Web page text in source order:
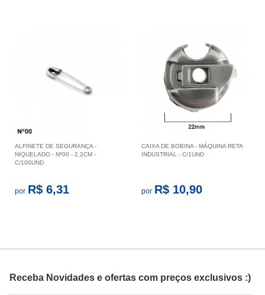
ALFINETE DE SEGURANÇA -
NIQUELADO - Nº00 - 2,2CM -
C/100UND
por R$ 6,31
CAIXA DE BOBINA - MÁQUINA RETA
INDUSTRIAL - C/1UND
por R$ 10,90
Receba Novidades e ofertas com preços exclusivos :)